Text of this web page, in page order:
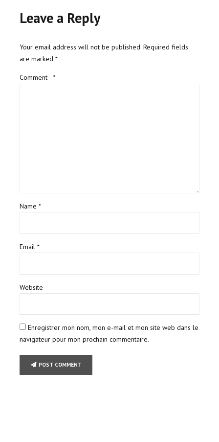
Leave a Reply
Your email address will not be published. Required fields
are marked *
Comment *
Name *
Email *
Website
Enregistrer mon nom, mon e-mail et mon site web dans le
navigateur pour mon prochain commentaire.
POST COMMENT